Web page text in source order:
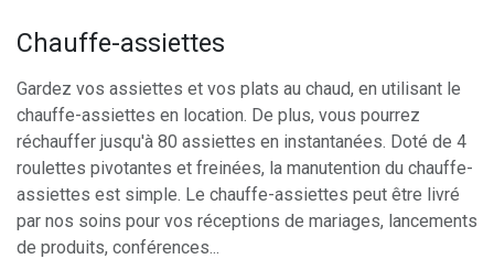
Chauffe-assiettes
Gardez vos assiettes et vos plats au chaud, en utilisant le
chauffe-assiettes en location. De plus, vous pourrez
réchauffer jusqu'à 80 assiettes en instantanées. Doté de 4
roulettes pivotantes et freinées, la manutention du chauffe-
assiettes est simple. Le chauffe-assiettes peut être livré
par nos soins pour vos réceptions de mariages, lancements
de produits, conférences...